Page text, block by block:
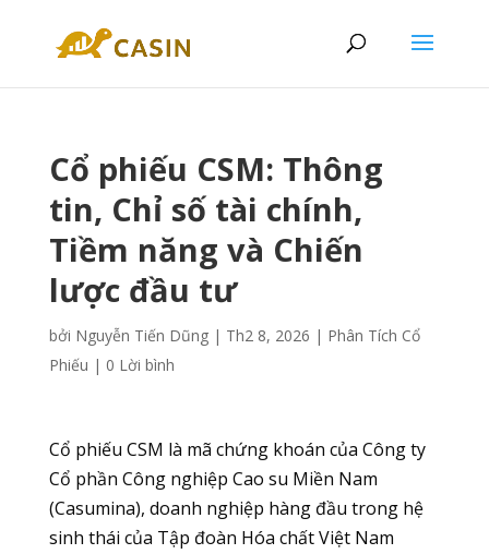
Cổ phiếu CSM: Thông
tin, Chỉ số tài chính,
Tiềm năng và Chiến
lược đầu tư
bởi Nguyễn Tiến Dũng| Th2 8, 2026 | Phân Tích Cổ
Phiếu | 0 Lời bình
Cổ phiếu CSM là mã chứng khoán của Công ty
Cổ phần Công nghiệp Cao su Miền Nam
(Casumina), doanh nghiệp hàng đầu trong hệ
sinh thái của Tập đoàn Hóa chất Việt Nam